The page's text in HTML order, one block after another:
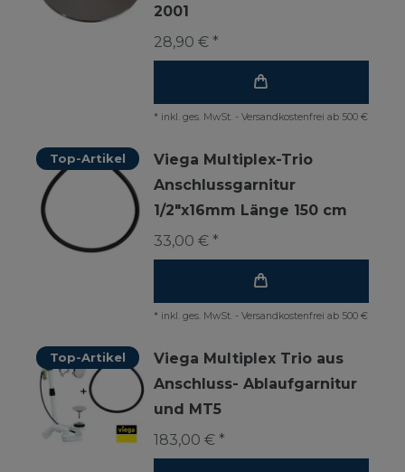
2001
28,90 € *
* inkl. ges. MwSt. - Versandkostenfrei ab 500 €
Top-Artikel
Viega Multiplex-Trio
Anschlussgarnitur
1/2"x16mm Länge 150 cm
33,00 € *
* inkl. ges. MwSt. - Versandkostenfrei ab 500 €
Top-Artikel
Viega Multiplex Trio aus
Anschluss- Ablaufgarnitur
und MT5
183,00 € *